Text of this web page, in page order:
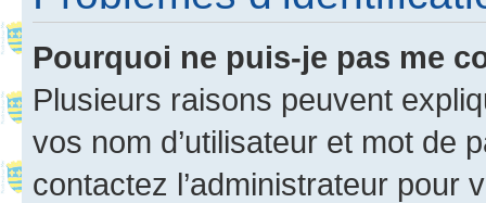
Pourquoi ne puis-je pas me
Plusieurs raisons peuvent
vos nom d’utilisateur et mot de
contactez l’administrateur pour